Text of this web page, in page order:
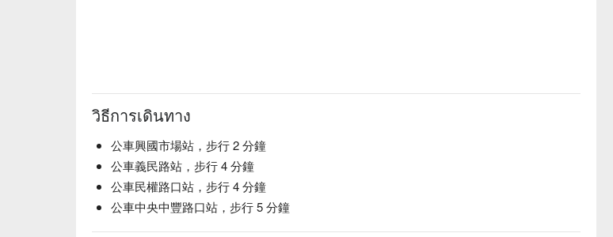
วิธีการเดินทาง
公車興國市場站，步行 2 分鐘
公車義民路站，步行 4 分鐘
公車民權路口站，步行 4 分鐘
公車中央中豐路口站，步行 5 分鐘